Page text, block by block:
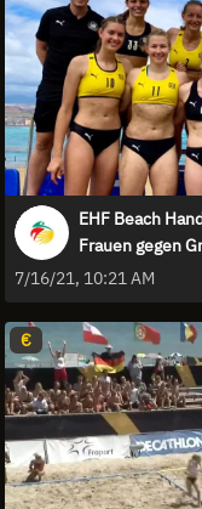
EHF Beach
Frauen gegen
7/16/21, 10:21 AM
€